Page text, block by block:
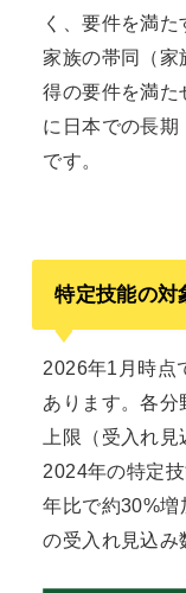
く、要件を満
家族の帯同（家
得の要件を満た
に日本での長期
です。
特定技能の対
2026年1月時点
あります。各
上限（受入れ
2024年の特定
年比で約30%増
の受入れ見込み